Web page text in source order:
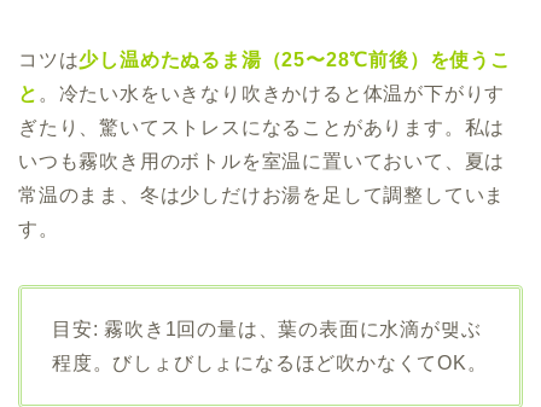
コツは少し温めたぬるま湯（25〜28℃前後）を使うこ
と 。冷たい水をいきなり吹きかけると体温が下がりす
ぎたり、驚いてストレスになることがあります。私は
いつも霧吹き用のボトルを室温に置いておいて、夏は
常温のまま、冬は少しだけお湯を足して調整していま
す。
目安: 霧吹き1回の量は、葉の表面に水滴が맺ぶ
程度。びしょびしょになるほど吹かなくてOK。